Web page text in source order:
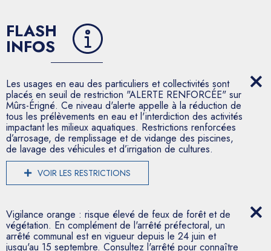
FLASH
INFOS
Les usages en eau des particuliers et collectivités sont
placés en seuil de restriction "ALERTE RENFORCÉE" sur
Mûrs-Érigné. Ce niveau d'alerte appelle à la réduction de
tous les prélèvements en eau et l'interdiction des activités
impactant les milieux aquatiques. Restrictions renforcées
d’arrosage, de remplissage et de vidange des piscines,
de lavage des véhicules et d’irrigation de cultures.
VOIR LES RESTRICTIONS
Vigilance orange : risque élevé de feux de forêt et de
végétation. En complément de l'arrêté préfectoral, un
arrêté communal est en vigueur depuis le 24 juin et
jusqu'au 15 septembre. Consultez l'arrêté pour connaître